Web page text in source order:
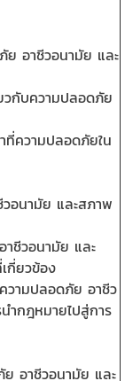
อาชีวอนามัย และ
วามปลอดภัย
มปลอดภัยใน
อนามัย และสภาพ
นามัย และ
กี่ยวข้อง
ลอดภัย อาชีว
ำกฎหมายไปสู่การ
อาชีวอนามัย และ